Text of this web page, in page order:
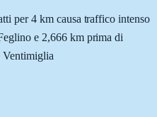
per 4 km causa traffico intenso
e 2,666 km prima di
Ventimiglia